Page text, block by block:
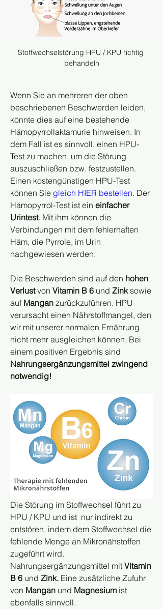
Stoffwechselstörung HPU / KPU richtig
behandeln
Wenn Sie an mehreren der oben
beschriebenen Beschwerden leiden,
könnte dies auf eine bestehende
Hämopyrrollaktamurie hinweisen. In
dem Fall ist es sinnvoll, einen HPU-
Test zu machen, um die Störung
auszuschließen bzw. festzustellen.
Einen kostengünstigen HPU-Test
können Sie gleich HIER bestellen. Der
Hämopyrrol-Test ist ein einfacher
Urintest. Mit ihm können die
Verbindungen mit dem fehlerhaften
Häm, die Pyrrole, im Urin
nachgewiesen werden.
Die Beschwerden sind auf den hohen
Verlust von Vitamin B 6 und Zink sowie
auf Mangan zurückzuführen. HPU
verursacht einen Nährstoffmangel, den
wir mit unserer normalen Ernährung
nicht mehr ausgleichen können. Bei
Nahrungsergänzungsmittel zwingend
notwendig!
Die Störung im Stoffwechsel führt zu
HPU / KPU und ist  nur indirekt zu
entstören, indem dem Stoffwechsel die
fehlende Menge an Mikronähstoffen
zugeführt wird.
Nahrungsergänzungsmittel mit Vitamin
B 6 und Zink. Eine zusätzliche Zufuhr
von Mangan und Magnesium ist
ebenfalls sinnvoll.